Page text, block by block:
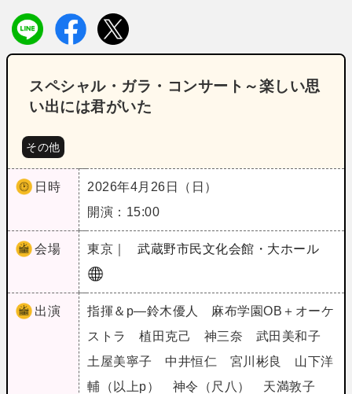
スペシャル・ガラ・コンサート～楽しい思
い出には君がいた
その他
日時
2026年4月26日（日）
開演：15:00
会場 東京｜ 武蔵野市民文化会館・大ホール
出演
指揮＆p―鈴木優人 麻布学園OB＋オーケ
ストラ 植田克己 神三奈 武田美和子
土屋美寧子 中井恒仁 宮川彬良 山下洋
輔（以上p） 神令（尺八） 天満敦子